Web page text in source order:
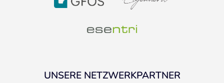
UNSERE NETZWERKPARTNER